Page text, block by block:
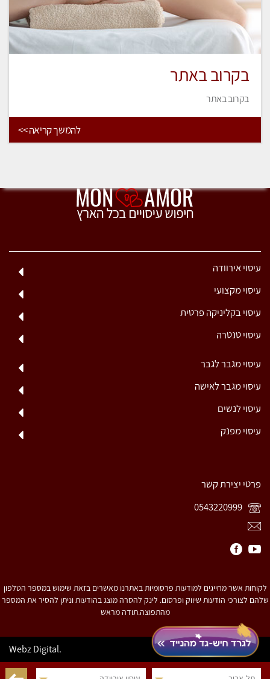
בקרוב באתר
בקרוב באתר
להמשך קריאה >>
עיסוי אירוודה
עיסוי מקצועי
עיסוי בקליניקה פרטית
עיסוי טנטרה
עיסוי מגבר לגבר
עיסוי מגבר לאישה
עיסוי לנשים
עיסוי מפנק
פרטי יצירת קשר
לקוחות אשר מחייגים למודעות פרסומיות באתרנו מאשרים בזאת שימוש במספר הטלפון
שלהם לצורכי הודעות שיווק ופרסום. לינק להסרה מוצג בהודעות וניתן להסיר את המספר
מהתפוצה.תודה מראש
© כל הזכויות שמורות. Webz Digital.